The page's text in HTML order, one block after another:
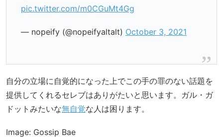
pic.twitter.com/m0CGuMt4Gg
— nopeify (@nopeifyaltalt) October 3, 2021
自分の立場に自覚的になった上でこの手の罪のない話題を
提供してくれるセレブはありがたいと思います。ガル・ガ
ドットみたいな無自覚な人は困ります。
Image: Gossip Bae